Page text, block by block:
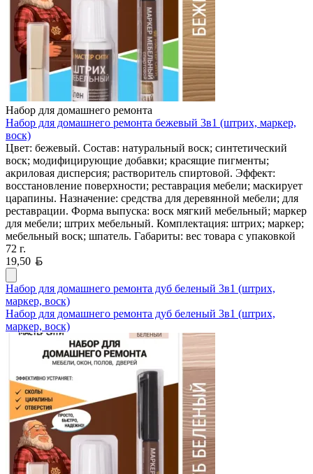
Набор для домашнего ремонта
Набор для домашнего ремонта бежевый 3в1 (штрих, маркер,
воск)
Цвет: бежевый. Состав: натуральный воск; синтетический
воск; модифицирующие добавки; красящие пигменты;
акриловая дисперсия; растворитель спиртовой. Эффект:
восстановление поверхности; реставрация мебели; маскирует
царапины. Назначение: средства для деревянной мебели; для
реставрации. Форма выпуска: воск мягкий мебельный; маркер
для мебели; штрих мебельный. Комплектация: штрих; маркер;
мебельный воск; шпатель. Габариты: вес товара с упаковкой
72 г.
19,50
Набор для домашнего ремонта дуб беленый 3в1 (штрих,
маркер, воск)
Набор для домашнего ремонта дуб беленый 3в1 (штрих,
маркер, воск)